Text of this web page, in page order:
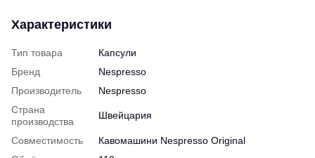
Характеристики
Тип товара
Капсули
Бренд
Nespresso
Производитель
Nespresso
Страна
производства
Швейцария
Совместимость
Кавомашини Nespresso Original